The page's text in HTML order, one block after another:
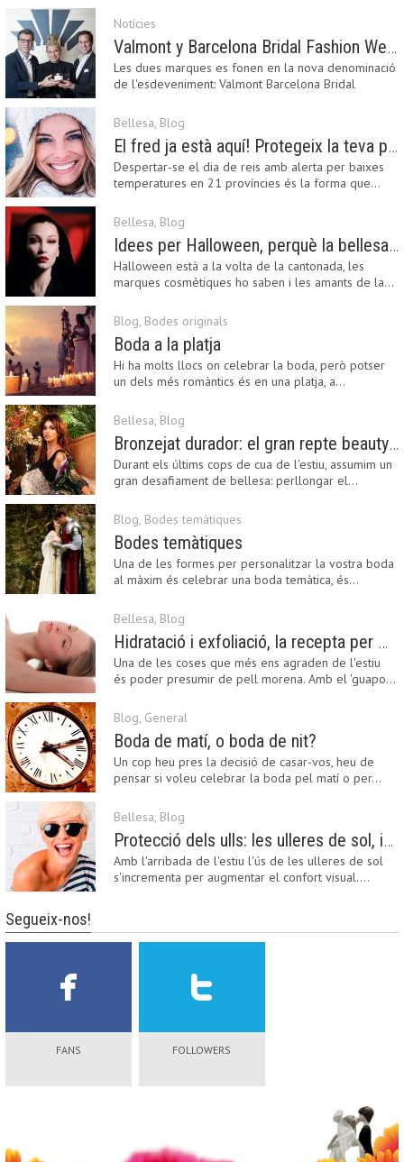
Notícies
Valmont y Barcelona Bridal Fashion Week s’uneixen per donar impuls a la creativitat, la innovació i el disseny de la moda nupcial
Les dues marques es fonen en la nova denominació
de l'esdeveniment: Valmont Barcelona Bridal
Bellesa, Blog
El fred ja està aquí! Protegeix la teva pell amb els nostres consells i propostes
Despertar-se el dia de reis amb alerta per baixes
temperatures en 21 províncies és la forma que…
Bellesa, Blog
Idees per Halloween, perquè la bellesa pot ser terrorífica
Halloween està a la volta de la cantonada, les
marques cosmètiques ho saben i les amants de la…
Blog, Bodes originals
Boda a la platja
Hi ha molts llocs on celebrar la boda, però potser
un dels més romàntics és en una platja, a…
Bellesa, Blog
Bronzejat durador: el gran repte beauty del final de l’estiu
Durant els últims cops de cua de l'estiu, assumim un
gran desafiament de bellesa: perllongar el…
Blog, Bodes temàtiques
Bodes temàtiques
Una de les formes per personalitzar la vostra boda
al màxim és celebrar una boda temàtica, és…
Bellesa, Blog
Hidratació i exfoliació, la recepta per mantenir el bronzejat
Una de les coses que més ens agraden de l'estiu
és poder presumir de pell morena. Amb el 'guapo…
Blog, General
Boda de matí, o boda de nit?
Un cop heu pres la decisió de casar-vos, heu de
pensar si voleu celebrar la boda pel matí o per…
Bellesa, Blog
Protecció dels ulls: les ulleres de sol, imprescindibles en una boda estiuenca
Amb l'arribada de l'estiu l'ús de les ulleres de sol
s'incrementa per augmentar el confort visual.…
Segueix-nos!
FANS FOLLOWERS